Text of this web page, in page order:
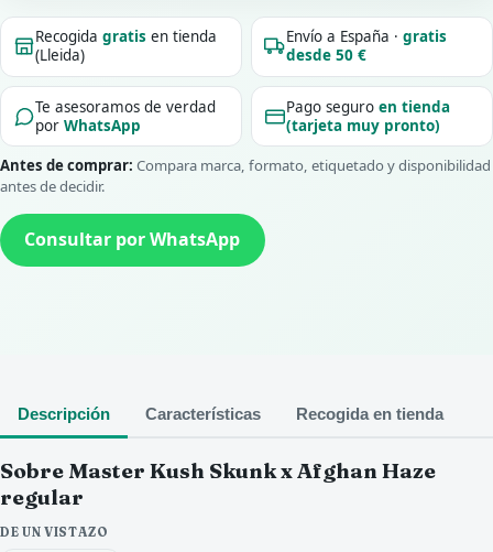
Recogidagratis en tienda
(Lleida)
Envío a España ·gratis
desde 50 €
Te asesoramos de verdad
porWhatsApp
Pago seguroen tienda
(tarjeta muy pronto)
Antes de comprar: Compara marca, formato, etiquetado y disponibilidad
antes de decidir.
Consultar por WhatsApp
Descripción Características Recogida en tienda
Sobre Master Kush Skunk x Afghan Haze
regular
DE UN VISTAZO